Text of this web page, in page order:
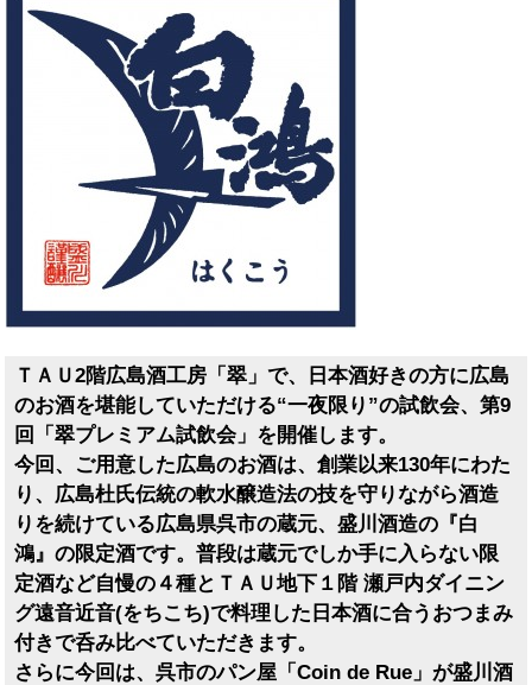
ＴＡＵ2階広島酒工房「翠」で、日本酒好きの方に広島
のお酒を堪能していただける“一夜限り”の試飲会、第9
回「翠プレミアム試飲会」を開催します。
今回、ご用意した広島のお酒は、創業以来130年にわた
り、広島杜氏伝統の軟水醸造法の技を守りながら酒造
りを続けている広島県呉市の蔵元、盛川酒造の『白
鴻』の限定酒です。普段は蔵元でしか手に入らない限
定酒など自慢の４種とＴＡＵ地下１階 瀬戸内ダイニン
グ遠音近音(をちこち)で料理した日本酒に合うおつまみ
付きで呑み比べていただきます。
さらに今回は、呉市のパン屋「Coin de Rue」が盛川酒